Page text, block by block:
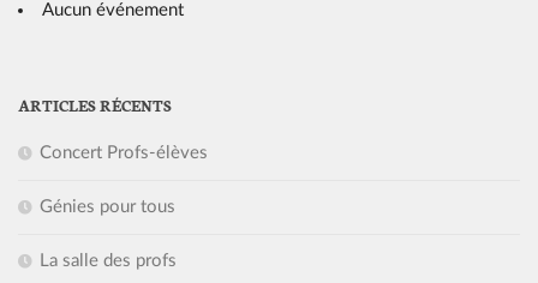
Aucun événement
ARTICLES RÉCENTS
Concert Profs-élèves
Génies pour tous
La salle des profs